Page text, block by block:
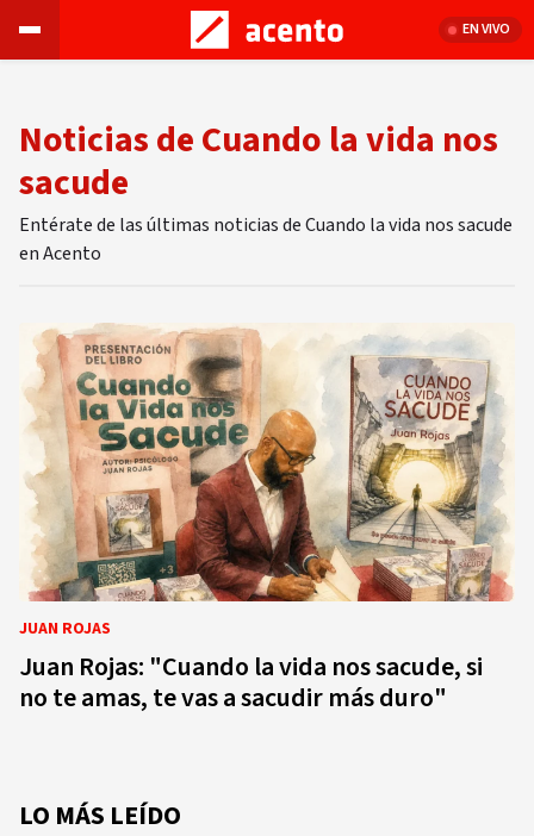
EN VIVO
Noticias de Cuando la vida nos
sacude
Entérate de las últimas noticias de Cuando la vida nos sacude
en Acento
JUAN ROJAS
Juan Rojas: "Cuando la vida nos sacude, si
no te amas, te vas a sacudir más duro"
LO MÁS LEÍDO